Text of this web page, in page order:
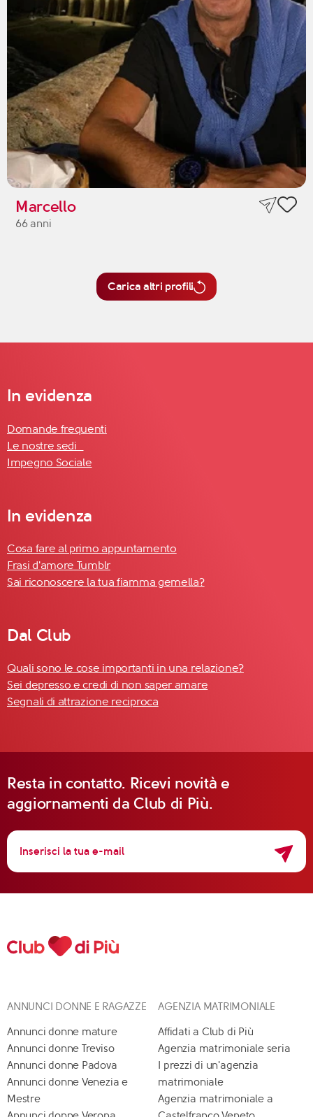
Marcello
66 anni
Carica altri profili
In evidenza
Domande frequenti
Le nostre sedi
Impegno Sociale
In evidenza
Cosa fare al primo appuntamento
Frasi d'amore Tumblr
Sai riconoscere la tua fiamma gemella?
Dal Club
Quali sono le cose importanti in una relazione?
Sei depresso e credi di non saper amare
Segnali di attrazione reciproca
Resta in contatto. Ricevi novità e
aggiornamenti da Club di Più.
ANNUNCI DONNE E RAGAZZE
Annunci donne mature
Annunci donne Treviso
Annunci donne Padova
Annunci donne Venezia e
Mestre
AGENZIA MATRIMONIALE
Affidati a Club di Più
Agenzia matrimoniale seria
I prezzi di un'agenzia
matrimoniale
Agenzia matrimoniale a